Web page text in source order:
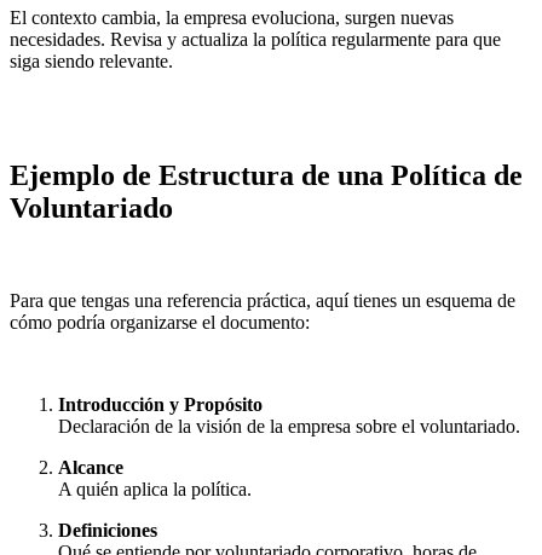
El contexto cambia, la empresa evoluciona, surgen nuevas
necesidades. Revisa y actualiza la política regularmente para que
siga siendo relevante.
Ejemplo de Estructura de una Política de
Voluntariado
Para que tengas una referencia práctica, aquí tienes un esquema de
cómo podría organizarse el documento:
Introducción y Propósito
Declaración de la visión de la empresa sobre el voluntariado.
Alcance
A quién aplica la política.
Definiciones